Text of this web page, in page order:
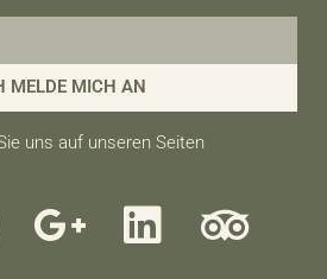
MELDE MICH AN
uns auf unseren Seiten